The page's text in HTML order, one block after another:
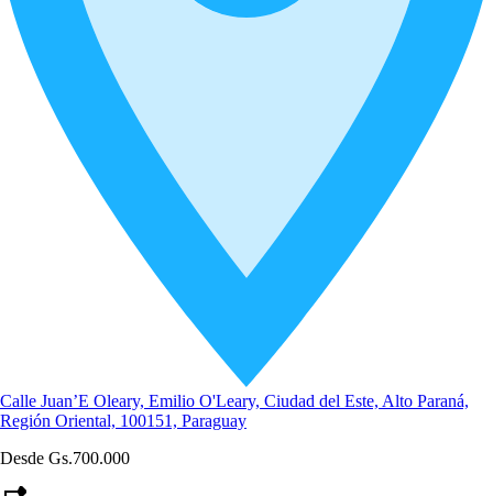
Calle Juan’E Oleary, Emilio O'Leary, Ciudad del Este, Alto Paraná,
Región Oriental, 100151, Paraguay
Desde Gs.700.000